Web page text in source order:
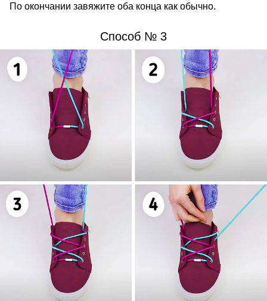
По окончании завяжите оба конца как обычно.
Способ № 3